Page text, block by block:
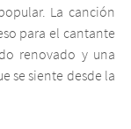
La canción
para el cantante
renovado y una
se siente desde la